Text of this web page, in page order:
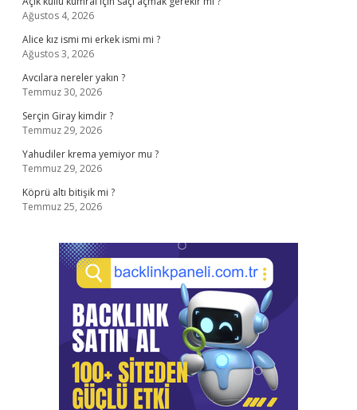
Ağustos 4, 2026
Alice kız ismi mi erkek ismi mi ?
Ağustos 3, 2026
Avcılara nereler yakın ?
Temmuz 30, 2026
Serçin Giray kimdir ?
Temmuz 29, 2026
Yahudiler krema yemiyor mu ?
Temmuz 29, 2026
Köprü altı bitişik mi ?
Temmuz 25, 2026